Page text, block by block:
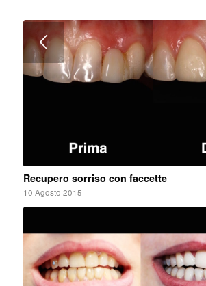
Recupero sorriso con faccette
10 Agosto 2015